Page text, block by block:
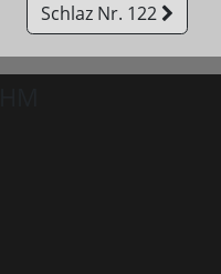
Schlaz Nr. 122